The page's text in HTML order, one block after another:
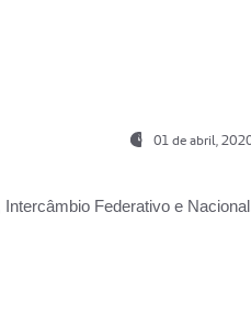
01 de abril,
Intercâmbio Federativo e